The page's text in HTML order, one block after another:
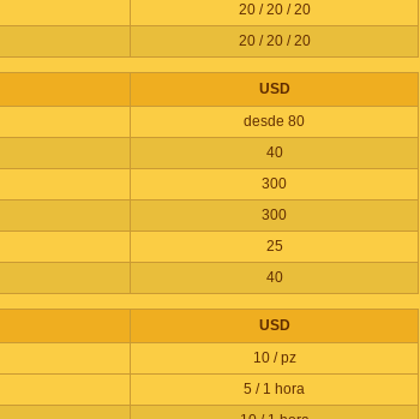
20 / 20 / 20
20 / 20 / 20
USD
desde 80
40
300
300
25
40
USD
10 / pz
5 / 1 hora